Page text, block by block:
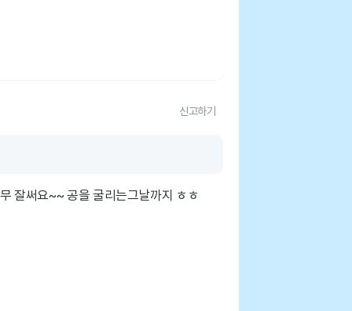
신고하기
잘써요~~ 공을 굴리는그날까지 ㅎㅎ